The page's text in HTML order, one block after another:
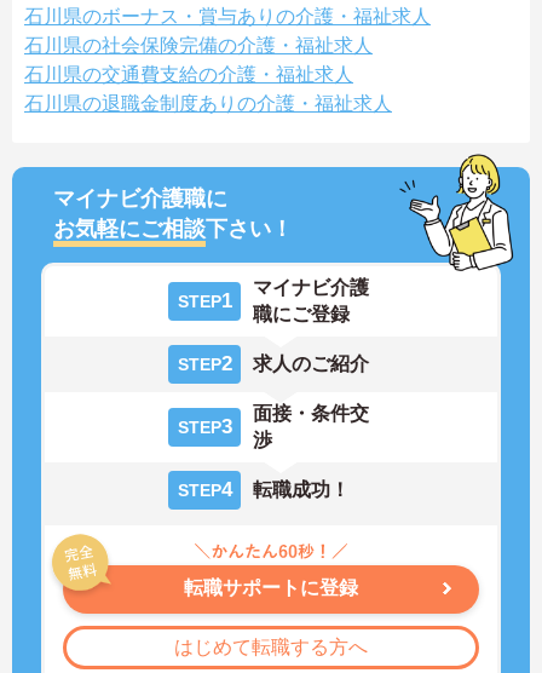
石川県のボーナス・賞与ありの介護・福祉求人
石川県の社会保険完備の介護・福祉求人
石川県の交通費支給の介護・福祉求人
石川県の退職金制度ありの介護・福祉求人
マイナビ介護職に
お気軽にご相談下さい！
STEP1
マイナビ介護
職にご登録
STEP2 求人のご紹介
STEP3
面接・条件交
渉
STEP4 転職成功！
転職サポートに登録
はじめて転職する方へ